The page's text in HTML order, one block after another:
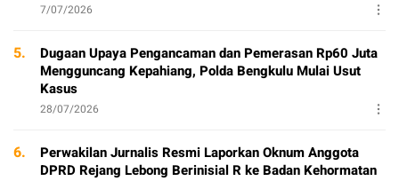
7/07/2026
5.
Dugaan Upaya Pengancaman dan Pemerasan Rp60 Juta
Mengguncang Kepahiang, Polda Bengkulu Mulai Usut
Kasus
28/07/2026
6.
Perwakilan Jurnalis Resmi Laporkan Oknum Anggota
DPRD Rejang Lebong Berinisial R ke Badan Kehormatan